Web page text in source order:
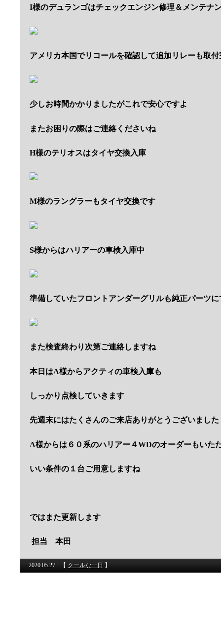
I様のデュランゴはチェックエンジン修理＆メンテナ
アメリカ本国でリコールを確認して追加リレーも取付
少しお時間かかりましたがこれで安心ですよ
またお困りの際はご連絡くださいね
H様のテリオスはタイヤ交換入庫
M様のラングラーもタイヤ交換です
S様からはハリアーの車検入庫中
準備していたフロントアンダーグリルも純正パーツ
また検査終わり次第ご連絡しますね
本日はA様からアクティの車検入庫も
しっかり点検していきます
先週末にはたくさんのご来店ありがとうございました
A様からは６０系のハリアー４WDのオーダーもいた
いい条件の１台ご用意しますね
ではまた更新します
担当 本田
2020.05.27 【 クールな一日 】